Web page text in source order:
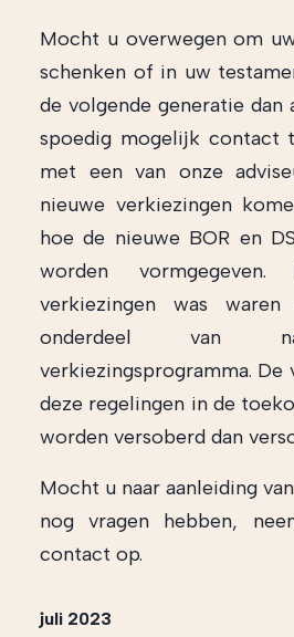
Mocht u overwegen om
schenken of in uw
de volgende generatie dan
spoedig mogelijk contact
met een van onze
nieuwe verkiezingen
hoe de nieuwe BOR en
worden
verkiezingen was waren
onderdeel van
verkiezingsprogramma. De
deze regelingen in de
worden versoberd dan
Mocht u naar aanleiding
nog vragen hebben,
contact op.
juli 2023